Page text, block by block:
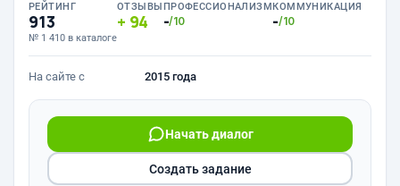
РЕЙТИНГ
913
№ 1 410 в каталоге
ОТЗЫВЫ
94
ПРОФЕССИОНАЛИЗМ
-/10
КОММУНИКАЦИЯ
-/10
На сайте с 2015 года
Начать диалог
Создать задание